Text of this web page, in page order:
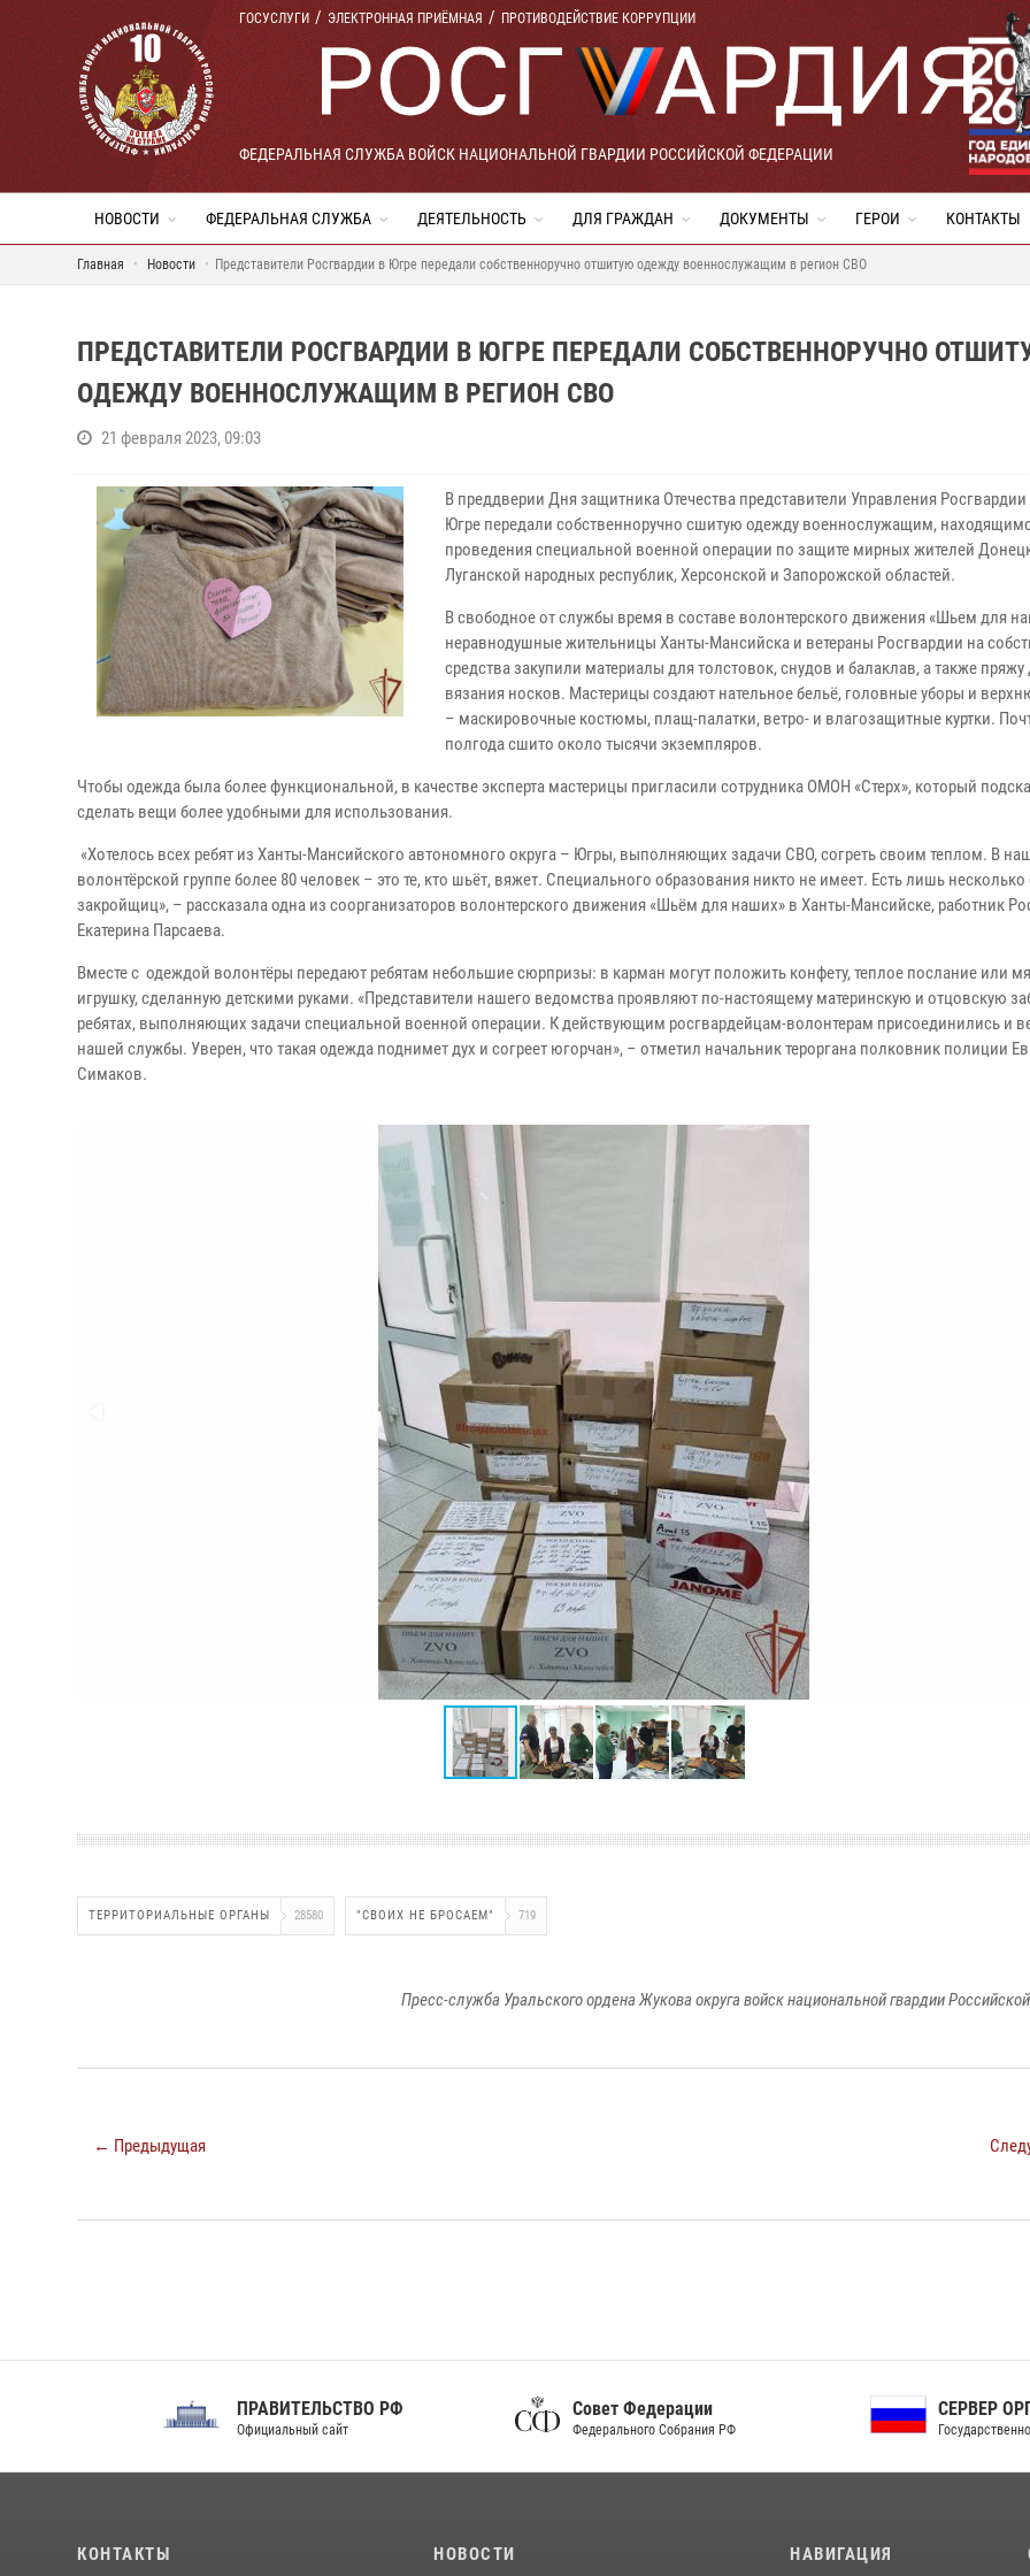
ГОСУСЛУГИ ЭЛЕКТРОННАЯ ПРИЁМНАЯ ПРОТИВОДЕЙСТВИЕ КОРРУПЦИИ
ФЕДЕРАЛЬНАЯ СЛУЖБА ВОЙСК НАЦИОНАЛЬНОЙ ГВАРДИИ РОССИЙСКОЙ ФЕДЕРАЦИИ
НОВОСТИ ФЕДЕРАЛЬНАЯ СЛУЖБА ДЕЯТЕЛЬНОСТЬ ДЛЯ ГРАЖДАН ДОКУМЕНТЫ ГЕРОИ КОНТАКТЫ
Главная Новости Представители Росгвардии в Югре передали собственноручно отшитую одежду военнослужащим в регион СВО
ПРЕДСТАВИТЕЛИ РОСГВАРДИИ В ЮГРЕ ПЕРЕДАЛИ СОБСТВЕННОРУЧНО
ОДЕЖДУ ВОЕННОСЛУЖАЩИМ В РЕГИОН СВО
21 февраля 2023, 09:03
В преддверии Дня защитника Отечества представители Управления
Югре передали собственноручно сшитую одежду военнослужащим,
проведения специальной военной операции по защите мирных жителей
Луганской народных республик, Херсонской и Запорожской областей.
В свободное от службы время в составе волонтерского движения «Шьем для
неравнодушные жительницы Ханты-Мансийска и ветераны Росгвардии на
средства закупили материалы для толстовок, снудов и балаклав, а также пряжу
вязания носков. Мастерицы создают нательное бельё, головные уборы и
– маскировочные костюмы, плащ-палатки, ветро- и влагозащитные куртки.
полгода сшито около тысячи экземпляров.
Чтобы одежда была более функциональной, в качестве эксперта мастерицы пригласили сотрудника ОМОН «Стерх», который
сделать вещи более удобными для использования.
«Хотелось всех ребят из Ханты-Мансийского автономного округа – Югры, выполняющих задачи СВО, согреть своим теплом. В
волонтёрской группе более 80 человек – это те, кто шьёт, вяжет. Специального образования никто не имеет. Есть лишь
закройщиц», – рассказала одна из соорганизаторов волонтерского движения «Шьём для наших» в Ханты-Мансийске, работник
Екатерина Парсаева.
Вместе с одеждой волонтёры передают ребятам небольшие сюрпризы: в карман могут положить конфету, теплое послание или
игрушку, сделанную детскими руками. «Представители нашего ведомства проявляют по-настоящему материнскую и отцовскую
ребятах, выполняющих задачи специальной военной операции. К действующим росгвардейцам-волонтерам присоединились и
нашей службы. Уверен, что такая одежда поднимет дух и согреет югорчан», – отметил начальник тероргана полковник полиции
Симаков.
ТЕРРИТОРИАЛЬНЫЕ ОРГАНЫ 28580 "СВОИХ НЕ БРОСАЕМ" 719
Пресс-служба Уральского ордена Жукова округа войск национальной гвардии
← Предыдущая
ПРАВИТЕЛЬСТВО РФ
Официальный сайт
Совет Федерации
Федерального Собрания РФ
СЕРВЕР ОРГАНОВ
Государственной власти РФ
КОНТАКТЫ НОВОСТИ НАВИГАЦИЯ